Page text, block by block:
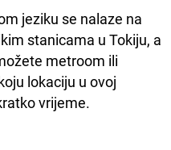
jeziku se nalaze na
stanicama u Tokiju, a
metroom ili
lokaciju u ovoj
vrijeme.